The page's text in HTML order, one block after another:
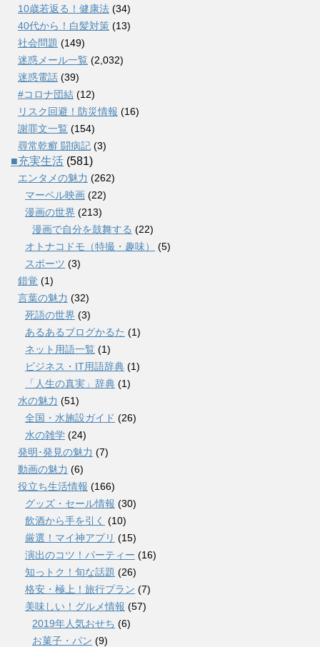
10歳若返る！健康法 (34)
40代から！白髪対策 (13)
社会問題 (149)
迷惑メール一覧 (2,032)
迷惑電話 (39)
#コロナ団結 (12)
リスク回避！防災情報 (16)
謝罪文一覧 (154)
尋常乾癬 闘病記 (3)
■充実生活 (581)
エンタメの魅力 (262)
マーベル映画 (22)
漫画の世界 (213)
漫画で自分を鼓舞する (22)
オトナコドモ（特撮・趣味）
(5)
スポーツ (3)
錯覚 (1)
言葉の魅力 (32)
死語の世界 (3)
あるあるブログかるた (1)
ネット用語一覧 (1)
ビジネス・IT用語辞典 (1)
「人生の真実」辞典 (1)
水の魅力 (51)
全国・水施設ガイド (26)
水の雑学 (24)
発明･発見の魅力 (7)
動画の魅力 (6)
役立ち生活情報 (166)
グッズ・セール情報 (30)
飲酒から手を引く (10)
厳選！マイ神アプリ (15)
演出のコツ！パーティー (16)
知っトク！旬な話題 (26)
格安・極上！旅行プラン (7)
美味しい！グルメ情報 (57)
2019年人気おせち (6)
お菓子・パン (9)